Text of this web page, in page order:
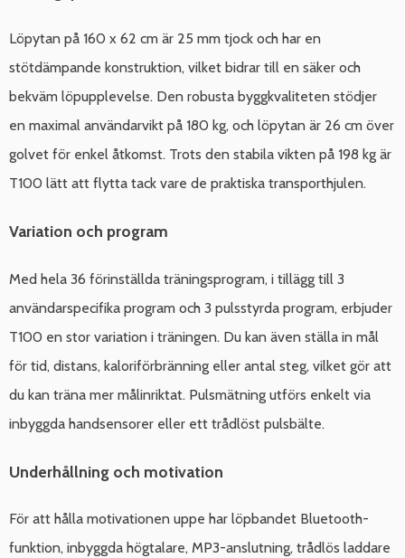
Löpytan på 160 x 62 cm är 25 mm tjock och har en
stötdämpande konstruktion, vilket bidrar till en säker och
bekväm löpupplevelse. Den robusta byggkvaliteten stödjer
en maximal användarvikt på 180 kg, och löpytan är 26 cm över
golvet för enkel åtkomst. Trots den stabila vikten på 198 kg är
T100 lätt att flytta tack vare de praktiska transporthjulen.
Variation och program
Med hela 36 förinställda träningsprogram, i tillägg till 3
användarspecifika program och 3 pulsstyrda program, erbjuder
T100 en stor variation i träningen. Du kan även ställa in mål
för tid, distans, kaloriförbränning eller antal steg, vilket gör att
du kan träna mer målinriktat. Pulsmätning utförs enkelt via
inbyggda handsensorer eller ett trådlöst pulsbälte.
Underhållning och motivation
För att hålla motivationen uppe har löpbandet Bluetooth-
funktion, inbyggda högtalare, MP3-anslutning, trådlös laddare